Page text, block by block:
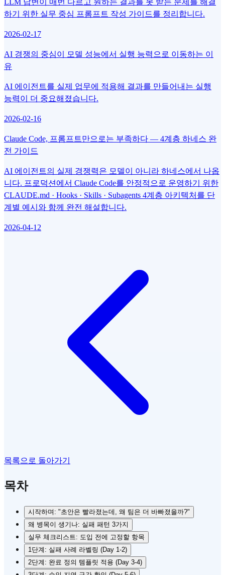
LLM 답변이 매번 다르고 원하는 결과를 못 받는 문제를 해결
하기 위한 실무 중심 프롬프트 작성 가이드를 정리합니다.
2026-02-17
AI 경쟁의 중심이 모델 성능에서 실행 능력으로 이동하는 이
유
AI 에이전트를 실제 업무에 적용해 결과를 만들어내는 실행
능력이 더 중요해졌습니다.
2026-02-16
Claude Code, 프롬프트만으로는 부족하다 — 4계층 하네스 완
전 가이드
AI 에이전트의 실제 경쟁력은 모델이 아니라 하네스에서 나옵
니다. 프로덕션에서 Claude Code를 안정적으로 운영하기 위한
CLAUDE.md · Hooks · Skills · Subagents 4계층 아키텍처를 단
계별 예시와 함께 완전 해설합니다.
2026-04-12
목록으로 돌아가기
목차
시작하며: "초안은 빨라졌는데, 왜 팀은 더 바빠졌을까?"
왜 병목이 생기나: 실패 패턴 3가지
실무 체크리스트: 도입 전에 고정할 항목
1단계: 실패 사례 라벨링 (Day 1-2)
2단계: 완료 정의 템플릿 적용 (Day 3-4)